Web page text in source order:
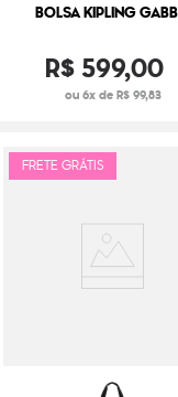
BOLSA KIPLING
R$599,00
ou 6x de R$ 99,83
FRETE GRÁTIS